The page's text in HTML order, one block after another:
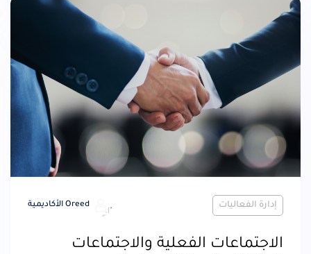
إدارة الفعاليات Oreed الأكاديمية
الاجتماعات الفعلية والاجتماعات